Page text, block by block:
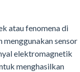
atau fenomena di
menggunakan sensor
elektromagnetik
menghasilkan